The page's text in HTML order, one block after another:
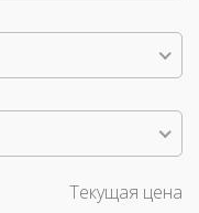
Текущая цена